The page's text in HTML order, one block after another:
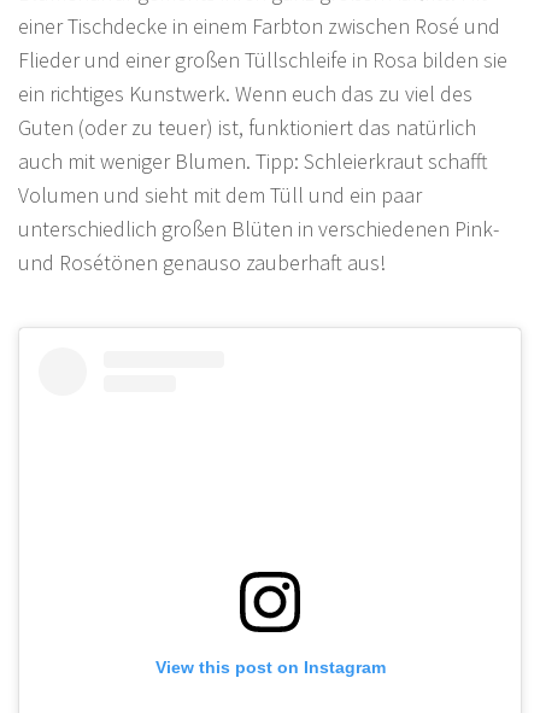
einer Tischdecke in einem Farbton zwischen Rosé und
Flieder und einer großen Tüllschleife in Rosa bilden sie
ein richtiges Kunstwerk. Wenn euch das zu viel des
Guten (oder zu teuer) ist, funktioniert das natürlich
auch mit weniger Blumen. Tipp: Schleierkraut schafft
Volumen und sieht mit dem Tüll und ein paar
unterschiedlich großen Blüten in verschiedenen Pink-
und Rosétönen genauso zauberhaft aus!
View this post on Instagram